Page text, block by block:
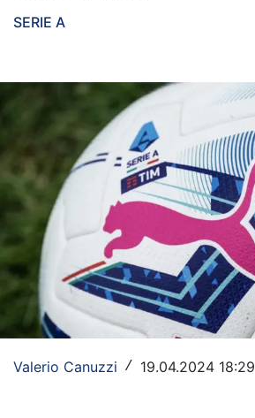
Social
Serie A
Champions League
Europa League
Altri Sport
Formula 1
Tennis
SERIE A
Valerio Canuzzi / 19.04.2024 18:29